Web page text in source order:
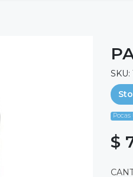
SKU:
Pocas
$